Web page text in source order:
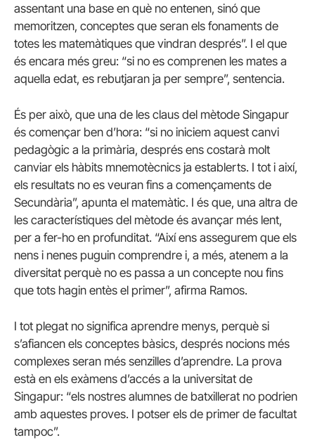
assentant una base en què no entenen, sinó que
memoritzen, conceptes que seran els fonaments de
totes les matemàtiques que vindran després”. I el que
és encara més greu: “si no es comprenen les mates a
aquella edat, es rebutjaran ja per sempre”, sentencia.
És per això, que una de les claus del mètode Singapur
és començar ben d’hora: “si no iniciem aquest canvi
pedagògic a la primària, després ens costarà molt
canviar els hàbits mnemotècnics ja establerts. I tot i així,
els resultats no es veuran fins a començaments de
Secundària”, apunta el matemàtic. I és que, una altra de
les característiques del mètode és avançar més lent,
per a fer-ho en profunditat. “Així ens assegurem que els
nens i nenes puguin comprendre i, a més, atenem a la
diversitat perquè no es passa a un concepte nou fins
que tots hagin entès el primer”, afirma Ramos.
I tot plegat no significa aprendre menys, perquè si
s’afiancen els conceptes bàsics, després nocions més
complexes seran més senzilles d’aprendre. La prova
està en els exàmens d’accés a la universitat de
Singapur: “els nostres alumnes de batxillerat no podrien
amb aquestes proves. I potser els de primer de facultat
tampoc”.